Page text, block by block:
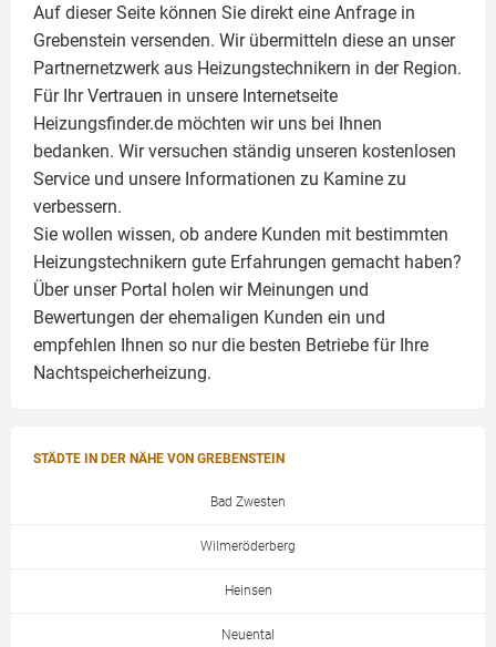
Auf dieser Seite können Sie direkt eine Anfrage in
Grebenstein versenden. Wir übermitteln diese an unser
Partnernetzwerk aus Heizungstechnikern in der Region.
Für Ihr Vertrauen in unsere Internetseite
Heizungsfinder.de möchten wir uns bei Ihnen
bedanken. Wir versuchen ständig unseren kostenlosen
Service und unsere Informationen zu Kamine zu
verbessern.
Sie wollen wissen, ob andere Kunden mit bestimmten
Heizungstechnikern gute Erfahrungen gemacht haben?
Über unser Portal holen wir Meinungen und
Bewertungen der ehemaligen Kunden ein und
empfehlen Ihnen so nur die besten Betriebe für Ihre
Nachtspeicherheizung.
STÄDTE IN DER NÄHE VON GREBENSTEIN
Bad Zwesten
Wilmeröderberg
Heinsen
Neuental